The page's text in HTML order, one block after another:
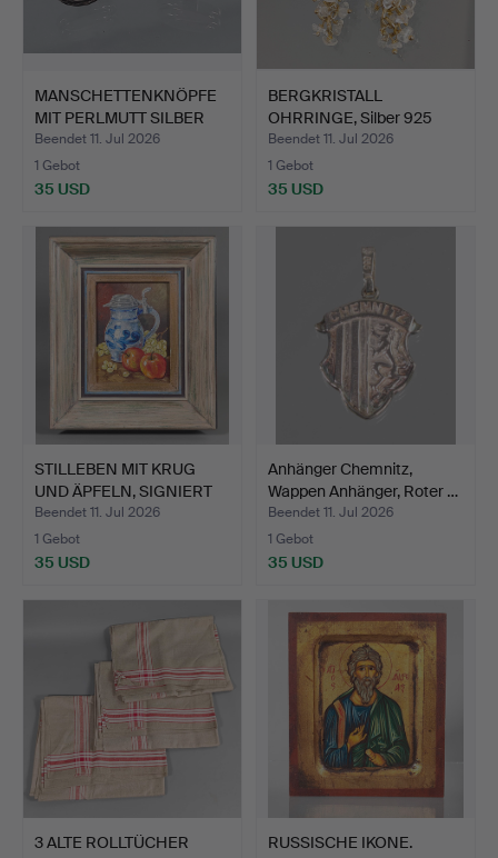
MANSCHETTENKNÖPFE
MIT PERLMUTT SILBER
835.
Beendet 11. Jul 2026
1 Gebot
35 USD
BERGKRISTALL
OHRRINGE, Silber 925
vergolde…
Beendet 11. Jul 2026
1 Gebot
35 USD
STILLEBEN MIT KRUG
UND ÄPFELN, SIGNIERT
KÖ…
Beendet 11. Jul 2026
1 Gebot
35 USD
Anhänger Chemnitz,
Wappen Anhänger, Roter …
Beendet 11. Jul 2026
1 Gebot
35 USD
3 ALTE ROLLTÜCHER
RUSSISCHE IKONE.